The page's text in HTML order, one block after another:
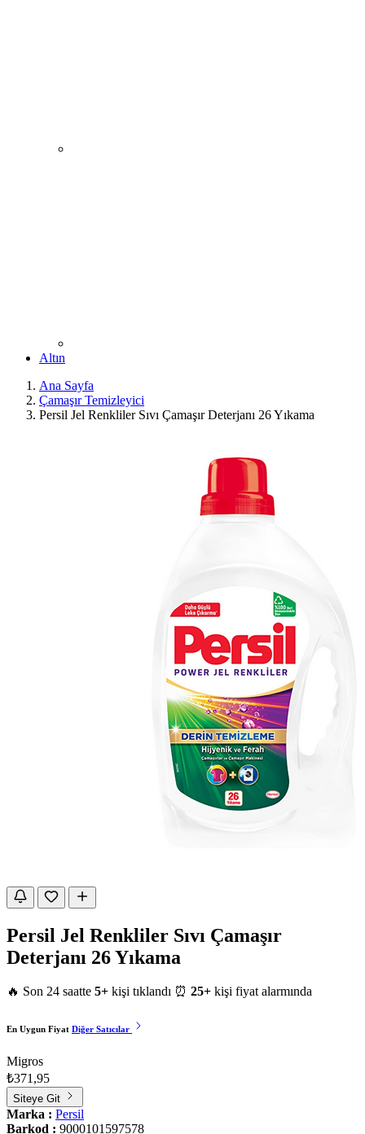
Altın
Ana Sayfa
Çamaşır Temizleyici
Persil Jel Renkliler Sıvı Çamaşır Deterjanı 26 Yıkama
Persil Jel Renkliler Sıvı Çamaşır
Deterjanı 26 Yıkama
🔥 Son 24 saatte 5+ kişi tıklandı ⏰ 25+ kişi fiyat alarmında
En Uygun Fiyat Diğer Satıcılar
Migros
₺371,95
Siteye Git
Marka : Persil
Barkod : 9000101597578